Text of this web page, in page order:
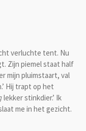
verluchte tent. Nu
Zijn piemel staat half
mijn pluimstaart, val
Hij trapt op het
lekker stinkdier.’ Ik
me in het gezicht.